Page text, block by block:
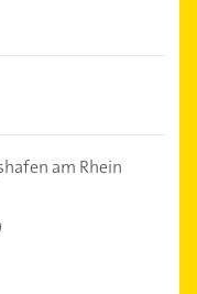
am Rhein